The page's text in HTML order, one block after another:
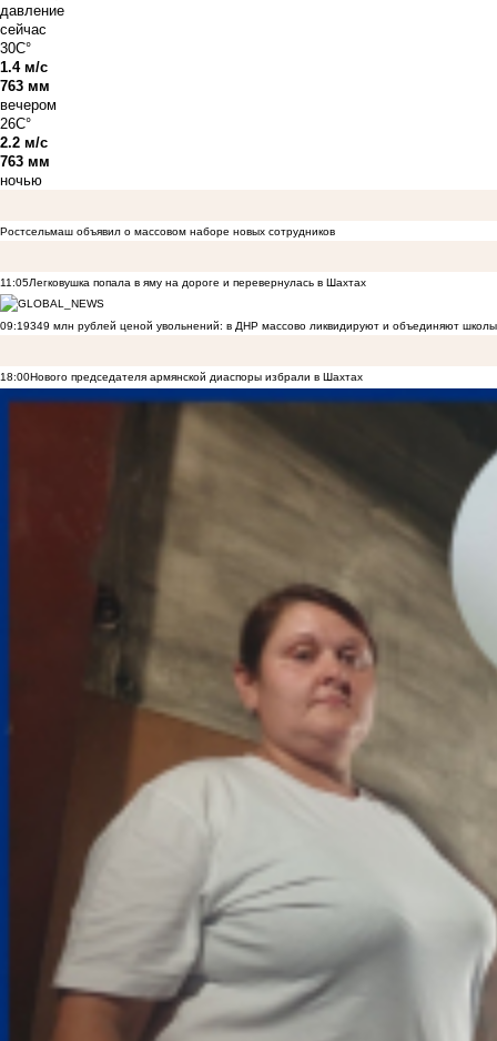
давление
сейчас
30C°
1.4 м/с
763 мм
вечером
26C°
2.2 м/с
763 мм
ночью
Ростсельмаш объявил о массовом наборе новых сотрудников
11:05Легковушка попала в яму на дороге и перевернулась в Шахтах
09:19349 млн рублей ценой увольнений: в ДНР массово ликвидируют и объединяют
18:00Нового председателя армянской диаспоры избрали в Шахтах